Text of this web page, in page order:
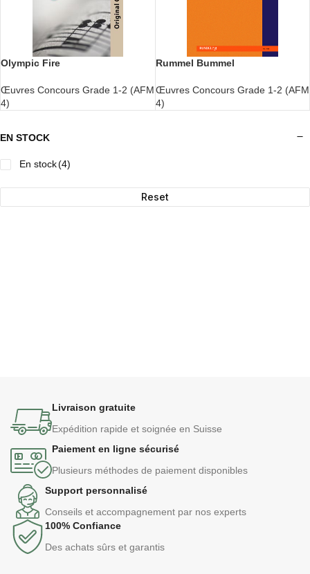
EN STOCK
En stock(4)
Reset
Olympic Fire
Œuvres Concours Grade 1-2 (AFM
4)
Rummel Bummel
Œuvres Concours Grade 1-2 (AFM
4)
Livraison gratuite
Expédition rapide et soignée en Suisse
Paiement en ligne sécurisé
Plusieurs méthodes de paiement disponibles
Support personnalisé
Conseils et accompagnement par nos experts
100% Confiance
Des achats sûrs et garantis